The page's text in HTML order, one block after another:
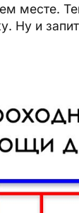
месте.
Ну и